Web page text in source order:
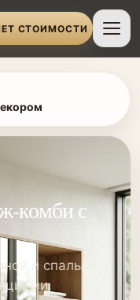
СТОИМОСТИ
комби с
и спальни с